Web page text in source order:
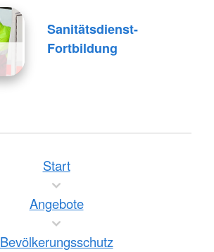
Sanitätsdienst-
Fortbildung
Start
Angebote
Bevölkerungsschutz